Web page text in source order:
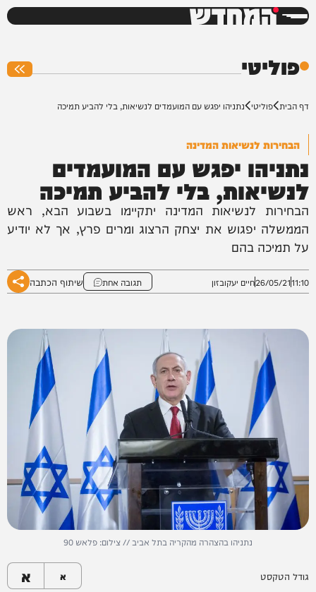
המחדש
פוליטי
דף הבית פוליטי נתניהו יפגש עם המועמדים לנשיאות, בלי להביע תמיכה
הבחירות לנשיאות המדינה
נתניהו יפגש עם המועמדים
לנשיאות, בלי להביע תמיכה
הבחירות לנשיאות המדינה יתקיימו בשבוע הבא, ראש
הממשלה יפגוש את יצחק הרצוג ומרים פרץ, אך לא יודיע
על תמיכה בהם
11:10
26/05/21חיים יעקובזון תגובה אחת שיתוף הכתבה
נתניהו בהצהרה מהקריה בתל אביב // צילום: פלאש 90
גודל הטקסט א א